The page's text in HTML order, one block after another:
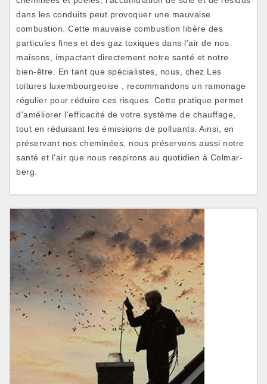
dans les conduits peut provoquer une mauvaise
combustion. Cette mauvaise combustion libère des
particules fines et des gaz toxiques dans l'air de nos
maisons, impactant directement notre santé et notre
bien-être. En tant que spécialistes, nous, chez Les
toitures luxembourgeoise , recommandons un ramonage
régulier pour réduire ces risques. Cette pratique permet
d'améliorer l'efficacité de votre système de chauffage,
tout en réduisant les émissions de polluants. Ainsi, en
préservant nos cheminées, nous préservons aussi notre
santé et l'air que nous respirons au quotidien à Colmar-
berg.